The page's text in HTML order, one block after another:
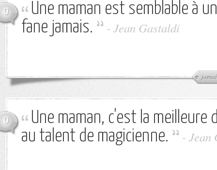
0
Une maman est semblable à
fane jamais.
- Jean Gastaldi
0
Une maman, c'est la meilleure
au talent de magicienne.
- Jean